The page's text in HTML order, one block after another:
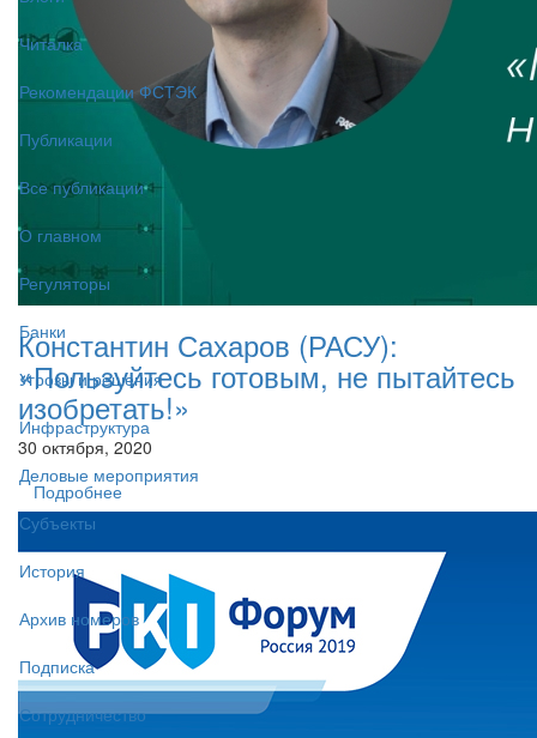
Читалка
Рекомендации ФСТЭК
Публикации
Все публикации
О главном
Регуляторы
Банки
Угрозы и решения
Инфраструктура
Деловые мероприятия
Субъекты
История
Архив номеров
Подписка
Сотрудничество
Константин Сахаров (РАСУ):
«Пользуйтесь готовым, не пытайтесь
изобретать!»
30 октября, 2020
Подробнее